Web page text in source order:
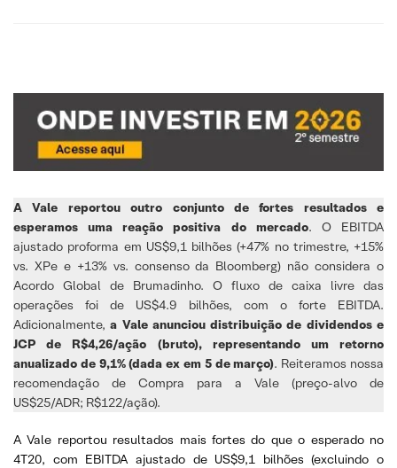
A Vale reportou outro conjunto de fortes resultados e
esperamos uma reação positiva do mercado. O EBITDA
ajustado proforma em US$9,1 bilhões (+47% no trimestre, +15%
vs. XPe e +13% vs. consenso da Bloomberg) não considera o
Acordo Global de Brumadinho. O fluxo de caixa livre das
operações foi de US$4.9 bilhões, com o forte EBITDA.
Adicionalmente,a Vale anunciou distribuição de dividendos e
JCP de R$4,26/ação (bruto), representando um retorno
anualizado de 9,1% (dada ex em 5 de março). Reiteramos nossa
recomendação de Compra para a Vale (preço-alvo de
US$25/ADR; R$122/ação).
A Vale reportou resultados mais fortes do que o esperado no
4T20, com EBITDA ajustado de US$9,1 bilhões (excluindo o